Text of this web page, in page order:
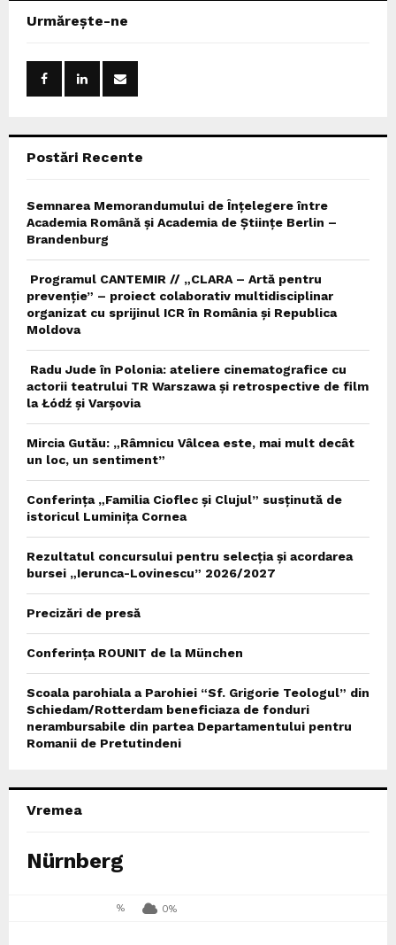
h
Urmărește-ne
Postări Recente
Semnarea Memorandumului de Înțelegere între
Academia Română și Academia de Științe Berlin –
Brandenburg
Programul CANTEMIR // „CLARA – Artă pentru
prevenție” – proiect colaborativ multidisciplinar
organizat cu sprijinul ICR în România și Republica
Moldova
Radu Jude în Polonia: ateliere cinematografice cu
actorii teatrului TR Warszawa și retrospective de film
la Łódź și Varșovia
Mircia Gutău: „Râmnicu Vâlcea este, mai mult decât
un loc, un sentiment”
Conferința „Familia Cioflec și Clujul” susținută de
istoricul Luminița Cornea
Rezultatul concursului pentru selecția și acordarea
bursei „Ierunca-Lovinescu” 2026/2027
Precizări de presă
Conferința ROUNIT de la München
Scoala parohiala a Parohiei “Sf. Grigorie Teologul” din
Schiedam/Rotterdam beneficiaza de fonduri
nerambursabile din partea Departamentului pentru
Romanii de Pretutindeni
Vremea
Nürnberg
% 0%